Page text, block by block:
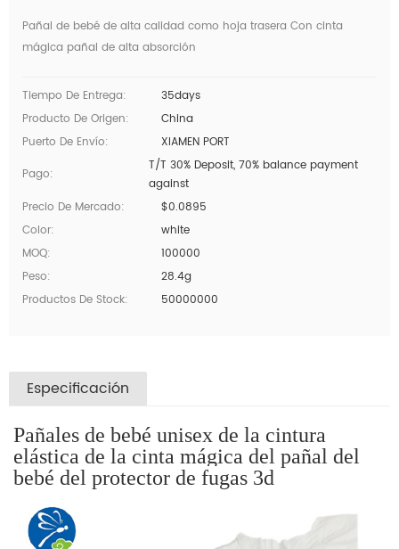
Pañal de bebé de alta calidad como hoja trasera Con cinta
mágica pañal de alta absorción
Tiempo De Entrega:
35days
Producto De Origen:
China
Puerto De Envío:
XIAMEN PORT
Pago:
T/T 30% Deposit, 70% balance payment
against
Precio De Mercado:
$0.0895
Color:
white
MOQ:
100000
Peso:
28.4g
Productos De Stock:
50000000
Especificación
Pañales de bebé unisex de la cintura
elástica de la cinta mágica del pañal del
bebé del protector de fugas 3d